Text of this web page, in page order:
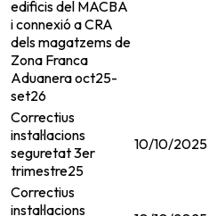
edificis del MACBA
i connexió a CRA
dels magatzems de
Zona Franca
Aduanera oct25-
set26
Correctius
instal·lacions
seguretat 3er
trimestre25
10/10/2025
Correctius
instal·lacions